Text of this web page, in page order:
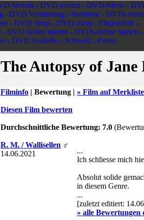
The Autopsy of Jane
Filminfo | Bewertung | » Film auf Merkliste
Diesen Film bewerten
Durchschnittliche Bewertung: 7.0
R. M. / Wallisellen ♂
14.06.2021
...
Ich schliesse mich
Absolut solide
in diesem Genre.
...
[zuletzt editiert:
» alle Bewertungen